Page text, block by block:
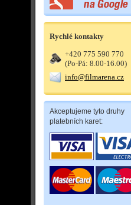
Rychlé kontakty
+420 775 590 770
(Po-Pá: 8.00-16.00)
info@filmarena.cz
Akceptujeme tyto druhy
platebních karet: